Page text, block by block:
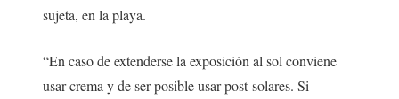
sujeta, en la playa.
“En caso de extenderse la exposición al sol conviene
usar crema y de ser posible usar post-solares. Si